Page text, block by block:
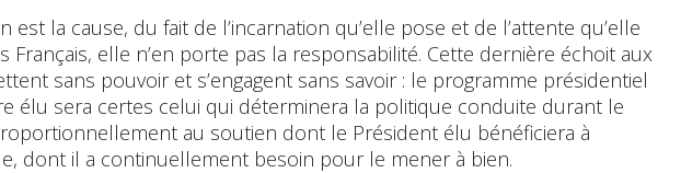
est la cause, du fait de l’incarnation qu’elle pose et de l’attente qu’elle
Français, elle n’en porte pas la responsabilité. Cette dernière échoit aux
sans pouvoir et s’engagent sans savoir : le programme présidentiel
élu sera certes celui qui déterminera la politique conduite durant le
au soutien dont le Président élu bénéficiera à
dont il a continuellement besoin pour le mener à bien.